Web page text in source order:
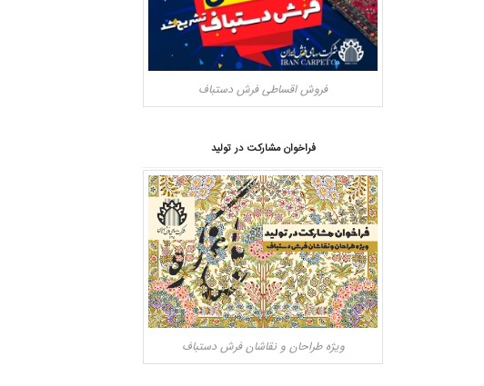
فروش اقساطی فرش دستباف
فراخوان مشارکت در تولید
ویژه طراحان و نقاشان فرش دستباف